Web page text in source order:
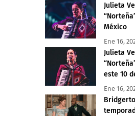
Julieta
México
Ene 16,
Julieta
este 10
Ene 16,